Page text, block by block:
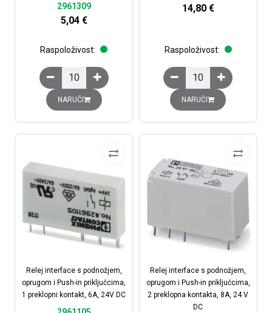
2961309
5,04 €
Raspoloživost:
Relej interface s podnožjem, oprugom i Push-in
NARUČI
14,80 €
Raspoloživost:
Relej interface s
NARUČI
Relej interface s podnožjem,
oprugom i Push-in priključcima,
1 preklopni kontakt, 6A, 24V DC
Relej interface s podnožjem,
oprugom i Push-in priključcima,
2 preklopna kontakta, 8A, 24 V
DC